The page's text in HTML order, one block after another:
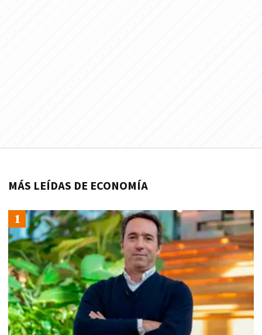
MÁS LEÍDAS DE ECONOMÍA